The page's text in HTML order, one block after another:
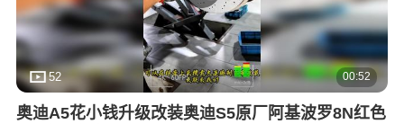
52 00:52
奥迪A5花小钱升级改装奥迪S5原厂阿基波罗8N红色